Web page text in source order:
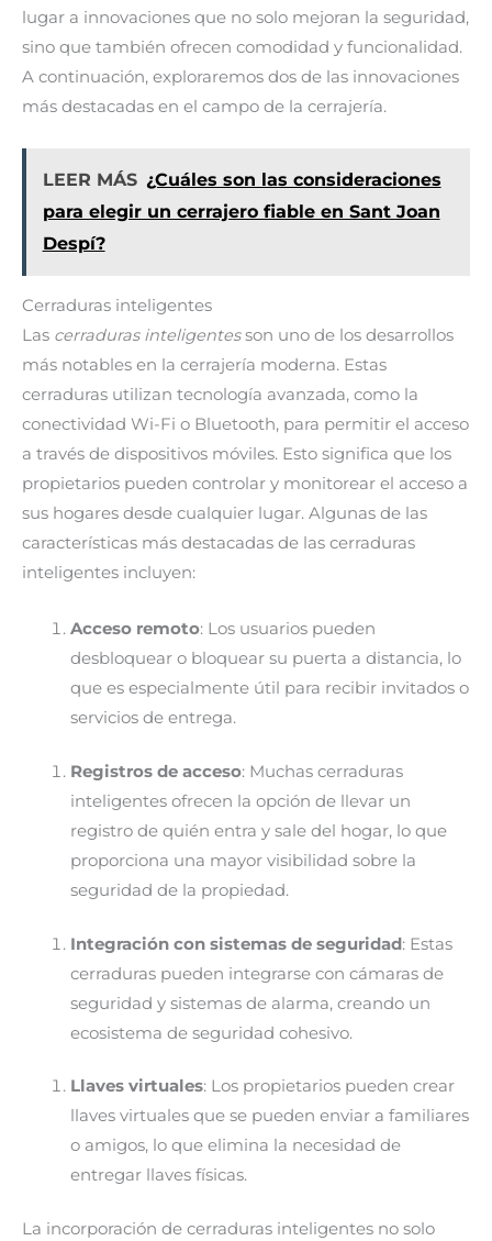
lugar a innovaciones que no solo mejoran la seguridad,
sino que también ofrecen comodidad y funcionalidad.
A continuación, exploraremos dos de las innovaciones
más destacadas en el campo de la cerrajería.
LEER MÁS ¿Cuáles son las consideraciones
para elegir un cerrajero fiable en Sant Joan
Despí?
Cerraduras inteligentes
Las cerraduras inteligentesson uno de los desarrollos
más notables en la cerrajería moderna. Estas
cerraduras utilizan tecnología avanzada, como la
conectividad Wi-Fi o Bluetooth, para permitir el acceso
a través de dispositivos móviles. Esto significa que los
propietarios pueden controlar y monitorear el acceso a
sus hogares desde cualquier lugar. Algunas de las
características más destacadas de las cerraduras
inteligentes incluyen:
Acceso remoto: Los usuarios pueden
desbloquear o bloquear su puerta a distancia, lo
que es especialmente útil para recibir invitados o
servicios de entrega.
Registros de acceso: Muchas cerraduras
inteligentes ofrecen la opción de llevar un
registro de quién entra y sale del hogar, lo que
proporciona una mayor visibilidad sobre la
seguridad de la propiedad.
Integración con sistemas de seguridad: Estas
cerraduras pueden integrarse con cámaras de
seguridad y sistemas de alarma, creando un
ecosistema de seguridad cohesivo.
Llaves virtuales: Los propietarios pueden crear
llaves virtuales que se pueden enviar a familiares
o amigos, lo que elimina la necesidad de
entregar llaves físicas.
La incorporación de cerraduras inteligentes no solo